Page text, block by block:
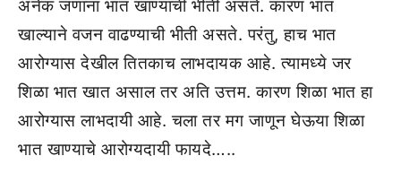
अनेक जणांना भात खाण्याची भीती असते. कारण भात
खाल्याने वजन वाढण्याची भीती असते. परंतु, हाच भात
आरोग्यास देखील तितकाच लाभदायक आहे. त्यामध्ये जर
शिळा भात खात असाल तर अति उत्तम. कारण शिळा भात हा
आरोग्यास लाभदायी आहे. चला तर मग जाणून घेऊया शिळा
भात खाण्याचे आरोग्यदायी फायदे…..